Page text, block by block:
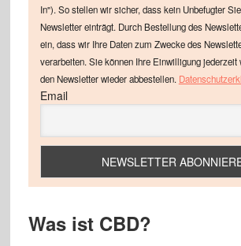
In"). So stellen wir sicher, dass kein Unbefugter
Newsletter einträgt. Durch Bestellung des
ein, dass wir Ihre Daten zum Zwecke des
verarbeiten. Sie können Ihre Einwilligung jederzeit
den Newsletter wieder abbestellen.
Email
Was ist CBD?